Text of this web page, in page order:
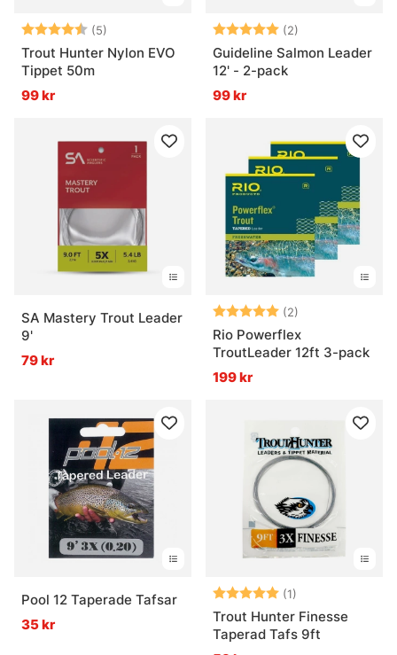
Betyg: (5)
4.8 utav 5 stjärnor
Trout Hunter Nylon EVO
Tippet 50m
99 kr
Betyg: (2)
Guideline Salmon Leader
12' - 2-pack
99 kr
SA Mastery Trout Leader
9'
79 kr
Betyg: (2)
Rio Powerflex
TroutLeader 12ft 3-pack
199 kr
Pool 12 Taperade Tafsar
35 kr
Betyg: (1)
Trout Hunter Finesse
Taperad Tafs 9ft